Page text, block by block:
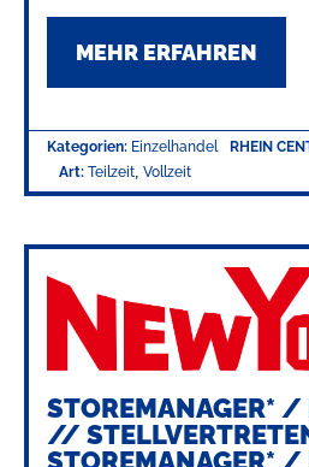
MEHR ERFAHREN
Kategorien: Einzelhandel RHEIN
Art: Teilzeit, Vollzeit
STOREMANAGER* /
//